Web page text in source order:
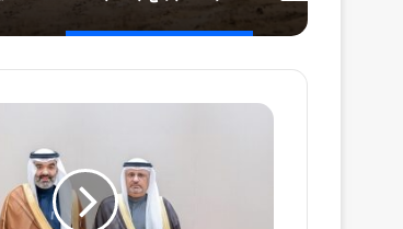
السواحه